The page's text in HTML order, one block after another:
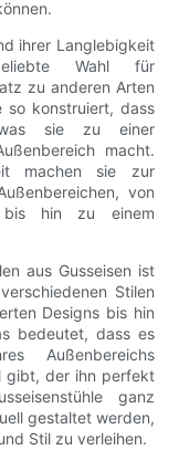
ihrer Langlebigkeit
Wahl für
zu anderen Arten
so konstruiert, dass
sie zu einer
macht.
machen sie zur
von
bis hin zu einem
aus Gusseisen ist
Stilen
Designs bis hin
bedeutet, dass es
Außenbereichs
gibt, der ihn perfekt
ganz
gestaltet werden,
Stil zu verleihen.